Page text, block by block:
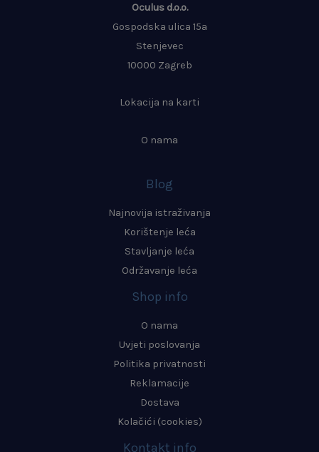
Oculus d.o.o.
Gospodska ulica 15a
Stenjevec
10000 Zagreb
Lokacija na karti
O nama
Blog
Najnovija istraživanja
Korištenje leća
Stavljanje leća
Održavanje leća
Shop info
O nama
Uvjeti poslovanja
Politika privatnosti
Reklamacije
Dostava
Kolačići (cookies)
Kontakt info